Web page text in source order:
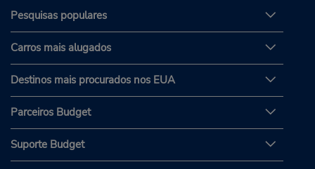
Pesquisas populares
Carros mais alugados
Destinos mais procurados nos EUA
Parceiros Budget
Suporte Budget